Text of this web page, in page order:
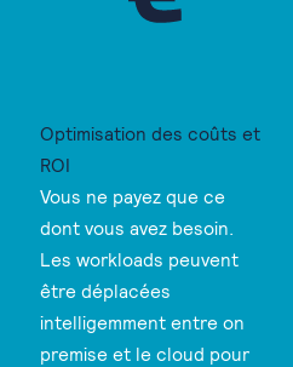
Optimisation des coûts et
ROI
Vous ne payez que ce
dont vous avez besoin.
Les workloads peuvent
être déplacées
intelligemment entre on
premise et le cloud pour